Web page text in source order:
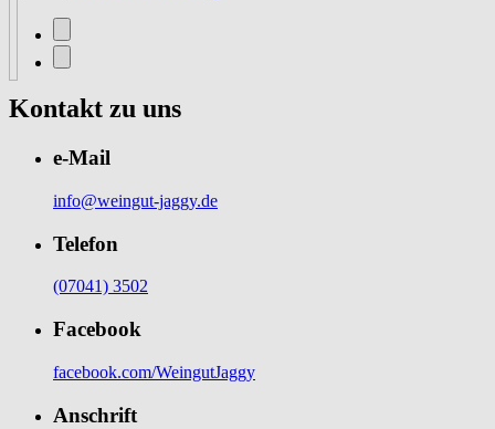
Kontakt zu uns
e-Mail
info@weingut-jaggy.de
Telefon
(07041) 3502
Facebook
facebook.com/WeingutJaggy
Anschrift